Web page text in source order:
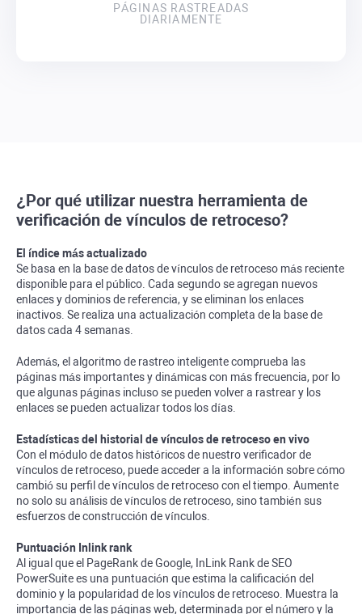
PÁGINAS RASTREADAS
DIARIAMENTE
¿Por qué utilizar nuestra herramienta de
verificación de vínculos de retroceso?
El índice más actualizado
Se basa en la base de datos de vínculos de retroceso más reciente
disponible para el público. Cada segundo se agregan nuevos
enlaces y dominios de referencia, y se eliminan los enlaces
inactivos. Se realiza una actualización completa de la base de
datos cada 4 semanas.
Además, el algoritmo de rastreo inteligente comprueba las
páginas más importantes y dinámicas con más frecuencia, por lo
que algunas páginas incluso se pueden volver a rastrear y los
enlaces se pueden actualizar todos los días.
Estadísticas del historial de vínculos de retroceso en vivo
Con el módulo de datos históricos de nuestro verificador de
vínculos de retroceso, puede acceder a la información sobre cómo
cambió su perfil de vínculos de retroceso con el tiempo. Aumente
no solo su análisis de vínculos de retroceso, sino también sus
esfuerzos de construcción de vínculos.
Puntuación Inlink rank
Al igual que el PageRank de Google, InLink Rankde SEO
PowerSuite es una puntuación que estima la calificación del
dominio y la popularidad de los vínculos de retroceso. Muestra la
importancia de las páginas web, determinada por el número y la